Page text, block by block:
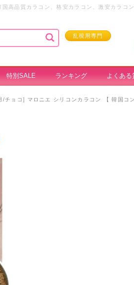
品質カラコン、格安カラコン、激安カラコ
乱視用専門
特別SALE ランキング よくある
/チョコ] マロニエ シリコンカラコン 【 韓国コ